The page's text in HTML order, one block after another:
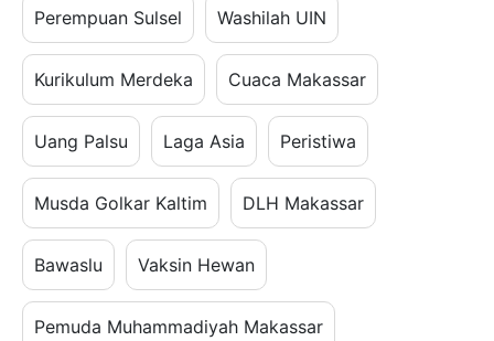
Perempuan Sulsel Washilah UIN
Kurikulum Merdeka Cuaca Makassar
Uang Palsu Laga Asia Peristiwa
Musda Golkar Kaltim DLH Makassar
Bawaslu Vaksin Hewan
Pemuda Muhammadiyah Makassar